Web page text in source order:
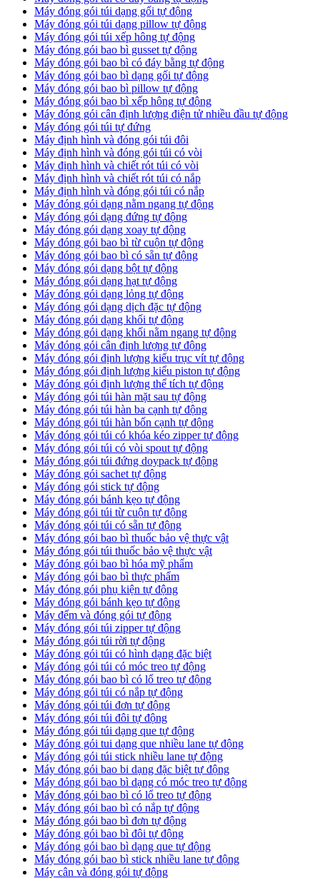
Máy đóng gói túi dạng gối tự động
Máy đóng gói túi dạng pillow tự động
Máy đóng gói túi xếp hông tự động
Máy đóng gói bao bì gusset tự động
Máy đóng gói bao bì có đáy bằng tự động
Máy đóng gói bao bì dạng gối tự động
Máy đóng gói bao bì pillow tự động
Máy đóng gói bao bì xếp hông tự động
Máy đóng gói cân định lượng điện tử nhiều đầu tự động
Máy đóng gói túi tự đứng
Máy định hình và đóng gói túi đôi
Máy định hình và đóng gói túi có vòi
Máy định hình và chiết rót túi có vòi
Máy định hình và chiết rót túi có nắp
Máy định hình và đóng gói túi có nắp
Máy đóng gói dạng nằm ngang tự động
Máy đóng gói dạng đứng tự động
Máy đóng gói dạng xoay tự động
Máy đóng gói bao bì từ cuộn tự động
Máy đóng gói bao bì có sẵn tự động
Máy đóng gói dạng bột tự động
Máy đóng gói dạng hạt tự động
Máy đóng gói dạng lỏng tự động
Máy đóng gói dạng dịch đặc tự động
Máy đóng gói dạng khối tự động
Máy đóng gói dạng khối nằm ngang tự động
Máy đóng gói cân định lượng tự động
Máy đóng gói định lượng kiểu trục vít tự động
Máy đóng gói định lượng kiểu piston tự động
Máy đóng gói định lượng thể tích tự động
Máy đóng gói túi hàn mặt sau tự động
Máy đóng gói túi hàn ba cạnh tự động
Máy đóng gói túi hàn bốn cạnh tự động
Máy đóng gói túi có khóa kéo zipper tự động
Máy đóng gói túi có vòi spout tự động
Máy đóng gói túi đứng doypack tự động
Máy đóng gói sachet tự động
Máy đóng gói stick tự động
Máy đóng gói bánh kẹo tự động
Máy đóng gói túi từ cuộn tự động
Máy đóng gói túi có sẵn tự động
Máy đóng gói bao bì thuốc bảo vệ thực vật
Máy đóng gói túi thuốc bảo vệ thực vật
Máy đóng gói bao bì hóa mỹ phẩm
Máy đóng gói bao bì thực phẩm
Máy đóng gói phụ kiện tự động
Máy đóng gói bánh kẹo tự động
Máy đếm và đóng gói tự động
Máy đóng gói túi zipper tự động
Máy đóng gói túi rời tự động
Máy đóng gói túi có hình dạng đặc biệt
Máy đóng gói túi có móc treo tự động
Máy đóng gói bao bì có lổ treo tự động
Máy đóng gói túi có nắp tự động
Máy đóng gói túi đơn tự động
Máy đóng gói túi đôi tự động
Máy đóng gói túi dạng que tự động
Máy đóng gói tui dạng que nhiều lane tự động
Máy đóng gói túi stick nhiều lane tự động
Máy đóng gói bao bi dạng đặc biệt tự động
Máy đóng gói bao bì dạng có móc treo tự động
Máy đóng gói bao bì có lổ treo tự động
Máy đóng gói bao bì có nắp tự động
Máy đóng gói bao bì đơn tự động
Máy đóng gói bao bì đôi tự động
Máy đóng gói bao bì dạng que tự động
Máy đóng gói bao bì stick nhiều lane tự động
Máy cân và đóng gói tự động